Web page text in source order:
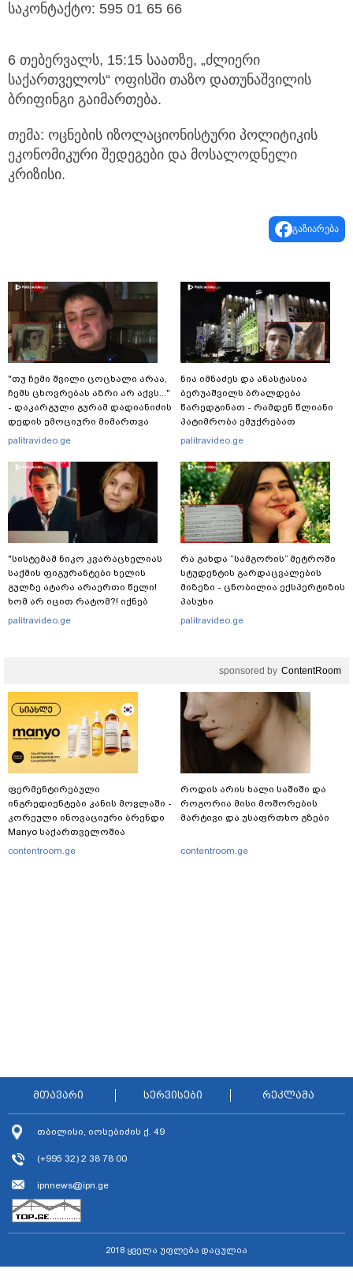
საკონტაქტო: 595 01 65 66
6 თებერვალს, 15:15 საათზე, „ძლიერი
საქართველოს“ ოფისში თაზო დათუნაშვილის
ბრიფინგი გაიმართება.
თემა: ოცნების იზოლაციონისტური პოლიტიკის
ეკონომიკური შედეგები და მოსალოდნელი
კრიზისი.
გაზიარება
"თუ ჩემი შვილი ცოცხალი არაა,
ჩემს ცხოვრებას აზრი არ აქვს..."
- დაკარგული გურამ დადიანიძის
დედის ემოციური მიმართვა
palitravideo.ge
"სისტემამ ნიკო კვარაცხელიას
საქმის ფიგურანტები ხელის
გულზე ატარა არაერთი წელი!
ხომ არ იცით რატომ?! იქნებ
იმიტომ რომ თავად
palitravideo.ge
ნია იმნაძეს და ანასტასია
ბერუაშვილს ბრალდება
წარედგინათ - რამდენ წლიანი
პატიმრობა ემუქრებათ
არასრულწლოვნებს?
palitravideo.ge
რა გახდა “სამგორის” მეტროში
სტუდენტის გარდაცვალების
მიზეზი - ცნობილია ექსპერტიზის
პასუხი
palitravideo.ge
sponsored by ContentRoom
ფერმენტირებული
ინგრედიენტები კანის მოვლაში -
კორეული ინოვაციური ბრენდი
Manyo საქართველოშია
contentroom.ge
როდის არის ხალი საშიში და
როგორია მისი მოშორების
მარტივი და უსაფრთხო გზები
contentroom.ge
მთავარი სერვისები რეკლამა
თბილისი, იოსებიძის ქ. 49
(+995 32) 2 38 78 00
ipnnews@ipn.ge
2018 ყველა უფლება დაცულია